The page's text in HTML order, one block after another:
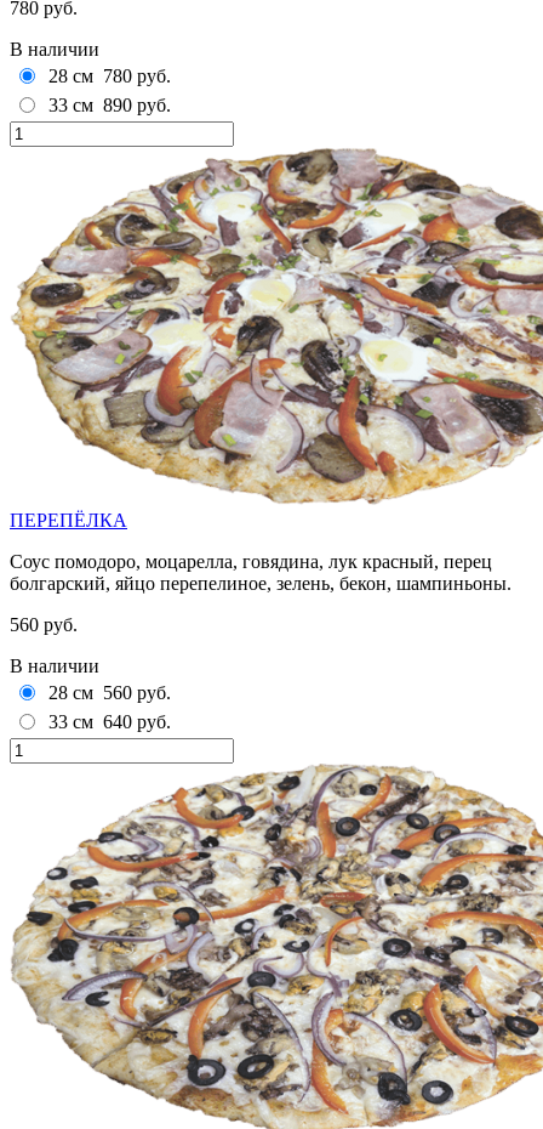
780 руб.
В наличии
28 см 780 руб.
33 см 890 руб.
ПЕРЕПЁЛКА
Соус помодоро, моцарелла, говядина, лук красный, перец
болгарский, яйцо перепелиное, зелень, бекон, шампиньоны.
560 руб.
В наличии
28 см 560 руб.
33 см 640 руб.